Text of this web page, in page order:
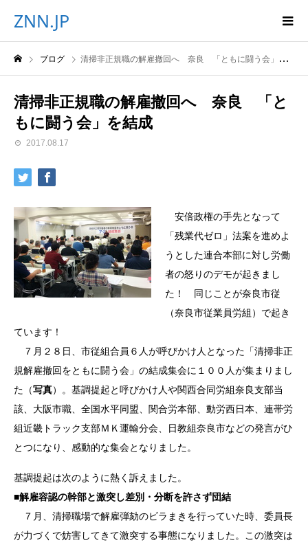
ZNN.JP
ブログ 清掃非正規職の解雇撤回へ 奈良 「ともに闘う会」を結成
清掃非正規職の解雇撤回へ 奈良 「と
もに闘う会」を結成
2017.08.17
安倍政権の手先となって
「残業代ゼロ」法案を進めよ
うとした連合本部に対し労働
者の怒りのデモが起きまし
た！ 同じことが奈良市従
（奈良市従業員労組）で起き
ています！
７月２８日、市従組合員６人が呼びかけ人となった「清掃非正
規解雇撤回をともに闘う会」の結成集会に１００人が集まりまし
た（写真）。基調提起と呼びかけ人や関西合同労組奈良支部当
該、大阪市職、全国水平同盟、関合労本部、動労西日本、連帯労
組近畿トラック支部ＭＫ運輸分会、日教組奈良市などの発言がひ
とつになり、感動的な集会となりました。
基調提起は次のように熱く訴えました。
■解雇容認の幹部と激突し差別・分断を許さず団結
７月、清掃職場で解雇弾劾のビラまきを行っていた時、委員長
が力づくで妨害してきて激突する事態になりました。この激突は